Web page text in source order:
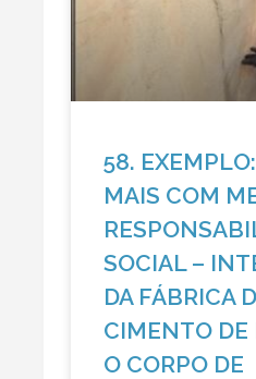
58.
MAIS COM
SOCIAL –
DA FÁBRICA
CIMENTO DE
O CORPO DE